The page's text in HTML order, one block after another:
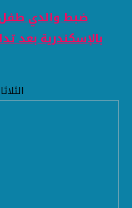
ضبط والدي
بالإسكندرية بعد
الثلاثاء 04 أغسطس 2026